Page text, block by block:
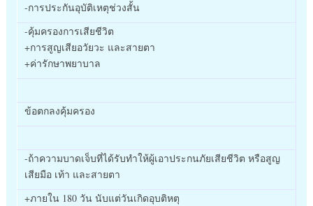
-การประกันอุบัติเหตุช่วงสั้น
-คุ้มครองการเสียชีวิต
+การสูญเสียอวัยวะ และสายตา
+ค่ารักษาพยาบาล
ข้อตกลงคุ้มครอง
-ถ้าความบาดเจ็บที่ได้รับทำให้ผู้เอาประกนภัยเสียชีวิต หรือสูญ
เสียมือ เท้า และสายตา
+ภายใน 180 วัน นับแต่วันเกิดอุบติหตุ